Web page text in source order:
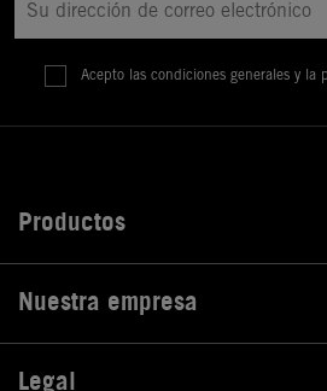
Acepto las condiciones generales y
Productos
Nuestra empresa